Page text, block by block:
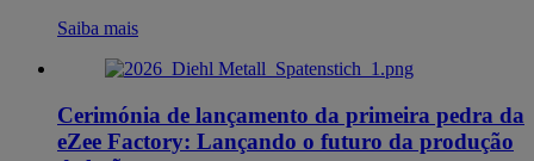
Saiba mais
Cerimónia de lançamento da primeira pedra da
eZee Factory: Lançando o futuro da produção